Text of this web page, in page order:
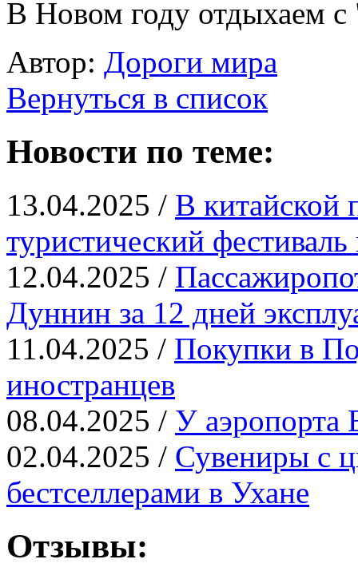
В Новом году отдыхаем
Автор: Дороги мира
Вернуться в список
Новости по теме:
13.04.2025 / В китайской
туристический
12.04.2025 /
Дуннин за 12 дней
11.04.2025 / Покупки в
иностранцев
08.04.2025 / У аэропорта
02.04.2025 / Сувениры с
бестселлерами в Ухане
Отзывы: